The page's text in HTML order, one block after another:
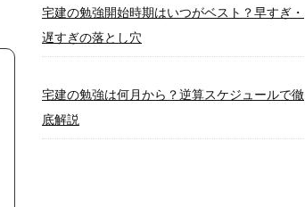
宅建の勉強開始時期はいつがベスト？早すぎ・
遅すぎの落とし穴
宅建の勉強は何月から？逆算スケジュールで徹
底解説